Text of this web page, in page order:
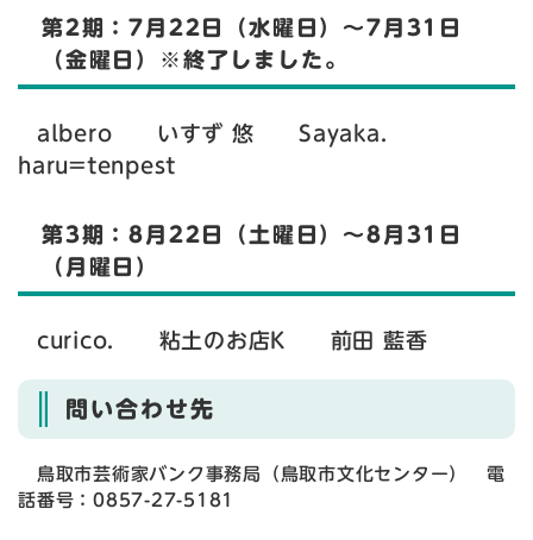
第2期：7月22日（水曜日）〜7月31日
（金曜日）​※終了しました。
albero いすず 悠 Sayaka.
haru=tenpest
第3期：8月22日（土曜日）〜8月31日
（月曜日）​
curico. 粘土のお店K 前田 藍香
問い合わせ先
鳥取市芸術家バンク事務局（鳥取市文化センター） 電
話番号：0857-27-5181